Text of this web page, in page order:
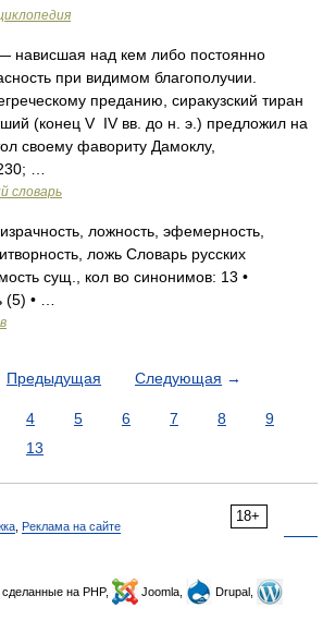
нависшая над кем либо постоянно
при видимом благополучии.
преданию, сиракузский тиран
(конец V IV вв. до н. э.) предложил на
своему фавориту Дамоклу,
…
словарь
ложность, эфемерность,
ложь Словарь русских
сущ., кол во синонимов: 13 •
(5) • …
Предыдущая Следующая →
4 5 6 7 8
9
13
18+
Реклама на сайте
, сделанные на PHP, Joomla,
Drupal,